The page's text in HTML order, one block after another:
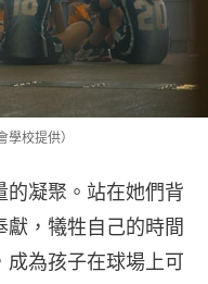
校提供）
的凝聚。站在她們背
，犧牲自己的時間
成為孩子在球場上可